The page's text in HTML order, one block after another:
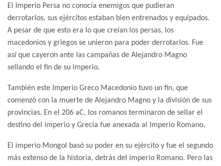
El Imperio Persa no conocía enemigos que pudieran
derrotarlos, sus ejércitos estaban bien entrenados y equipados.
A pesar de que esto era lo que creían los persas, los
macedonios y griegos se unieron para poder derrotarlos. Fue
así que cayeron ante las campañas de Alejandro Magno
sellando el fin de su imperio.
También este Imperio Greco Macedonio tuvo un fin, que
comenzó con la muerte de Alejandro Magno y la división de sus
provincias. En el 206 aC, los romanos terminaron de sellar el
destino del imperio y Grecia fue anexada al Imperio Romano.
El imperio Mongol basó su poder en su ejército y fue el segundo
más extenso de la historia, detrás del imperio Romano. Pero las